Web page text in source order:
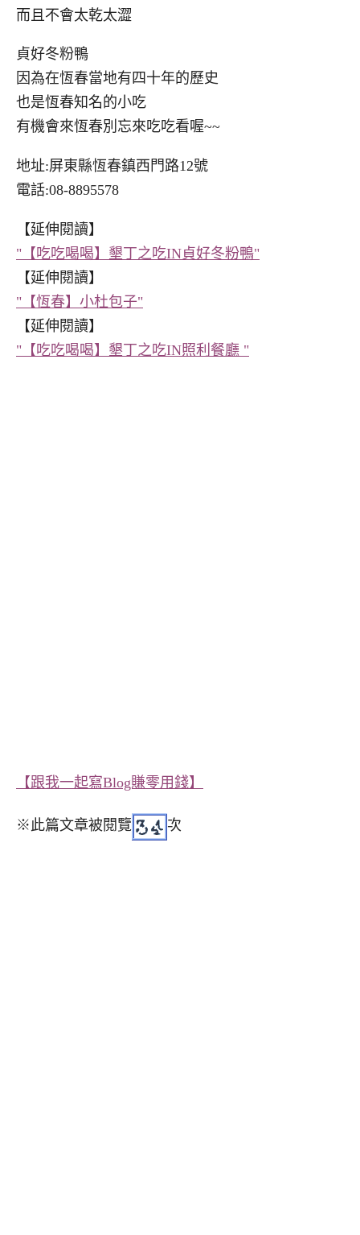
而且不會太乾太澀
貞好冬粉鴨
因為在恆春當地有四十年的歷史
也是恆春知名的小吃
有機會來恆春別忘來吃吃看喔~~
地址:屏東縣恆春鎮西門路12號
電話:08-8895578
【延伸閱讀】
"【吃吃喝喝】墾丁之吃IN貞好冬粉鴨"
【延伸閱讀】
"【恆春】小杜包子"
【延伸閱讀】
"【吃吃喝喝】墾丁之吃IN照利餐廳 "
【跟我一起寫Blog賺零用錢】
※此篇文章被閱覽 次